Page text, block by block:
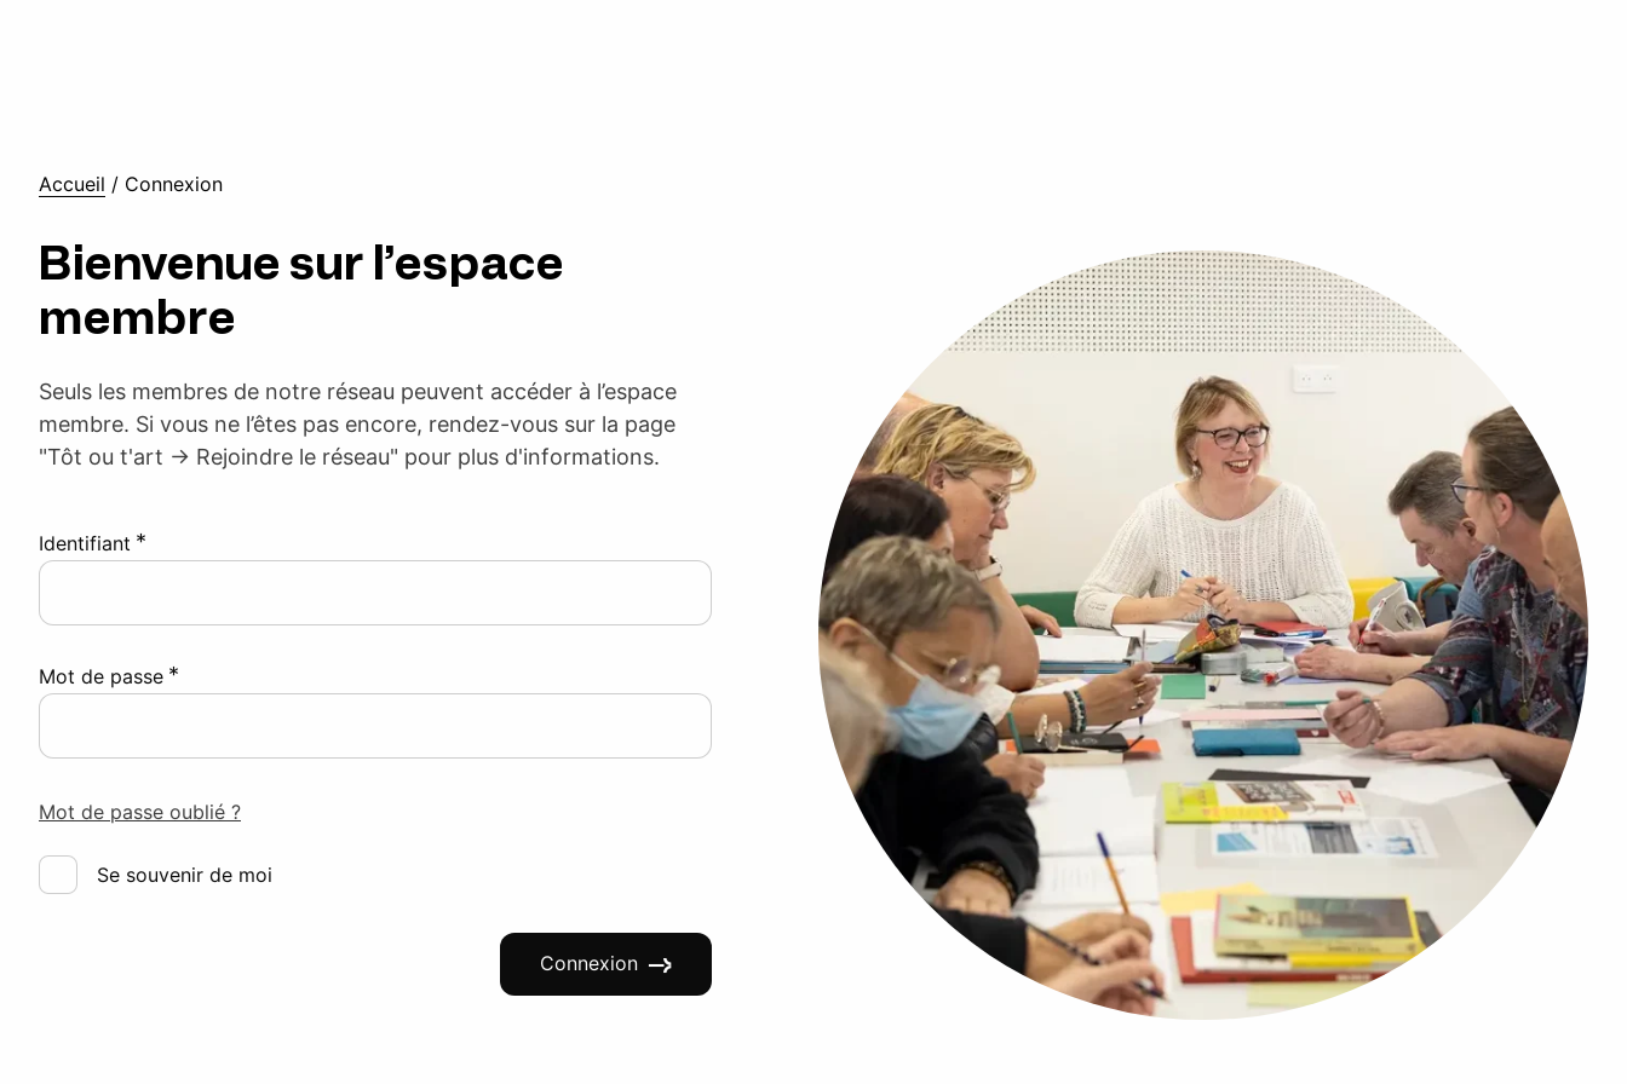
Accueil / Connexion
Bienvenue sur l’espace
membre
Seuls les membres de notre réseau peuvent accéder à l’espace
membre. Si vous ne l’êtes pas encore, rendez-vous sur la page
"Tôt ou t'art -> Rejoindre le réseau" pour plus d'informations.
Identifiant *
Mot de passe *
Mot de passe oublié ?
Se souvenir de moi
Connexion